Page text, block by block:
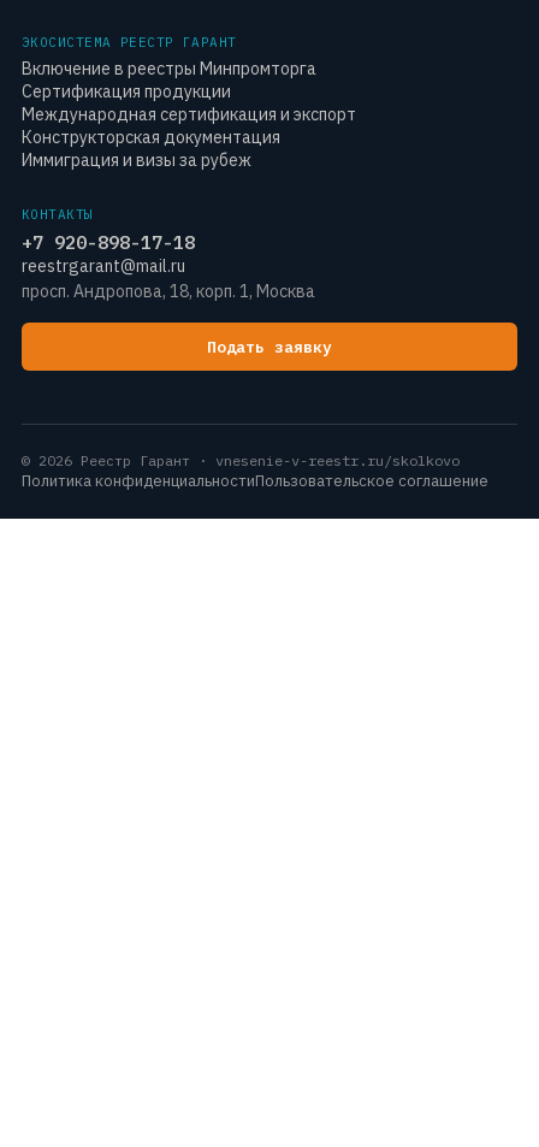
ЭКОСИСТЕМА РЕЕСТР ГАРАНТ
Включение в реестры Минпромторга
Сертификация продукции
Международная сертификация и экспорт
Конструкторская документация
Иммиграция и визы за рубеж
КОНТАКТЫ
+7 920-898-17-18
reestrgarant@mail.ru
просп. Андропова, 18, корп. 1, Москва
Подать заявку
© 2026 Реестр Гарант · vnesenie-v-reestr.ru/skolkovo
Политика конфиденциальностиПользовательское соглашение